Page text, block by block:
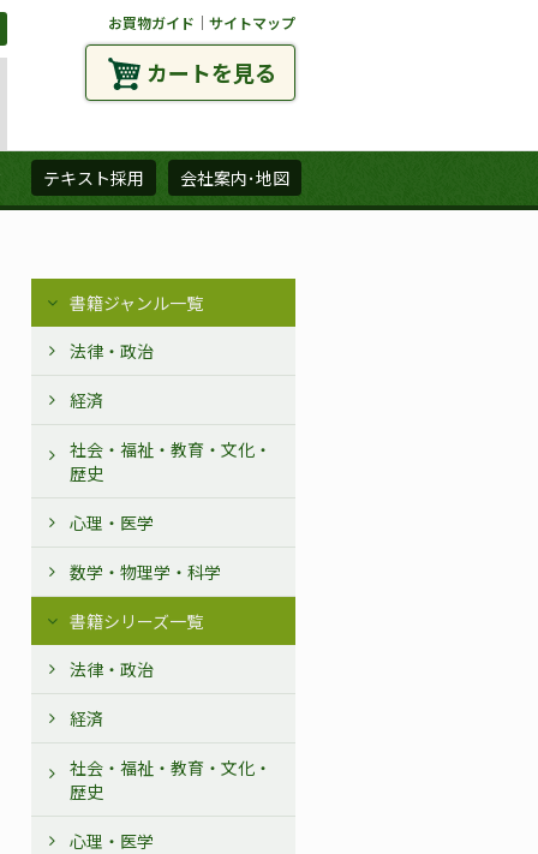
お買物ガイド ｜ サイトマップ
カートを見る
テキスト採用 会社案内･地図
書籍ジャンル一覧
法律・政治
経済
社会・福祉・教育・文化・
歴史
心理・医学
数学・物理学・科学
書籍シリーズ一覧
法律・政治
経済
社会・福祉・教育・文化・
歴史
心理・医学